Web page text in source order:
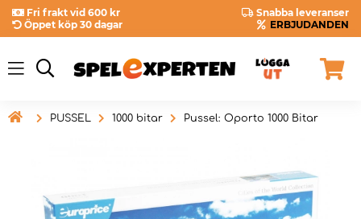
Fri frakt vid 600 kr
Snabba leveranser
Öppet köp 30 dagar
ERBJUDANDEN
 PUSSEL 1000 bitar Pussel: Oporto 1000 Bitar